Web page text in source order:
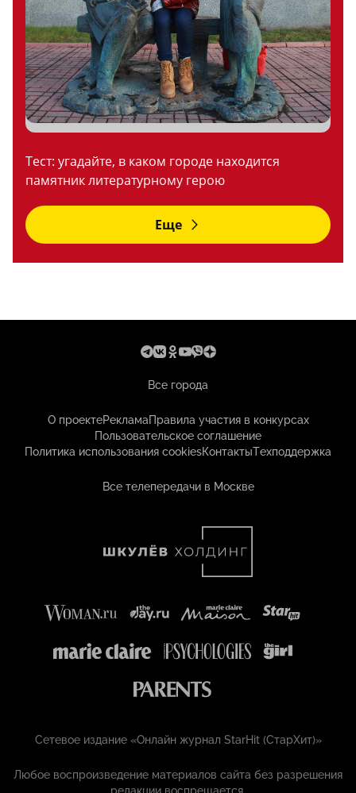
Тест: угадайте, в каком городе находится
памятник литературному герою
Еще
Все города
О проектеРекламаПравила участия в конкурсах
Пользовательское соглашение
Политика использования cookiesКонтактыТехподдержка
Все телепередачи в Москве
Сетевое издание «Онлайн журнал StarHit (СтарХит)»
Любое воспроизведение материалов сайта без разрешения